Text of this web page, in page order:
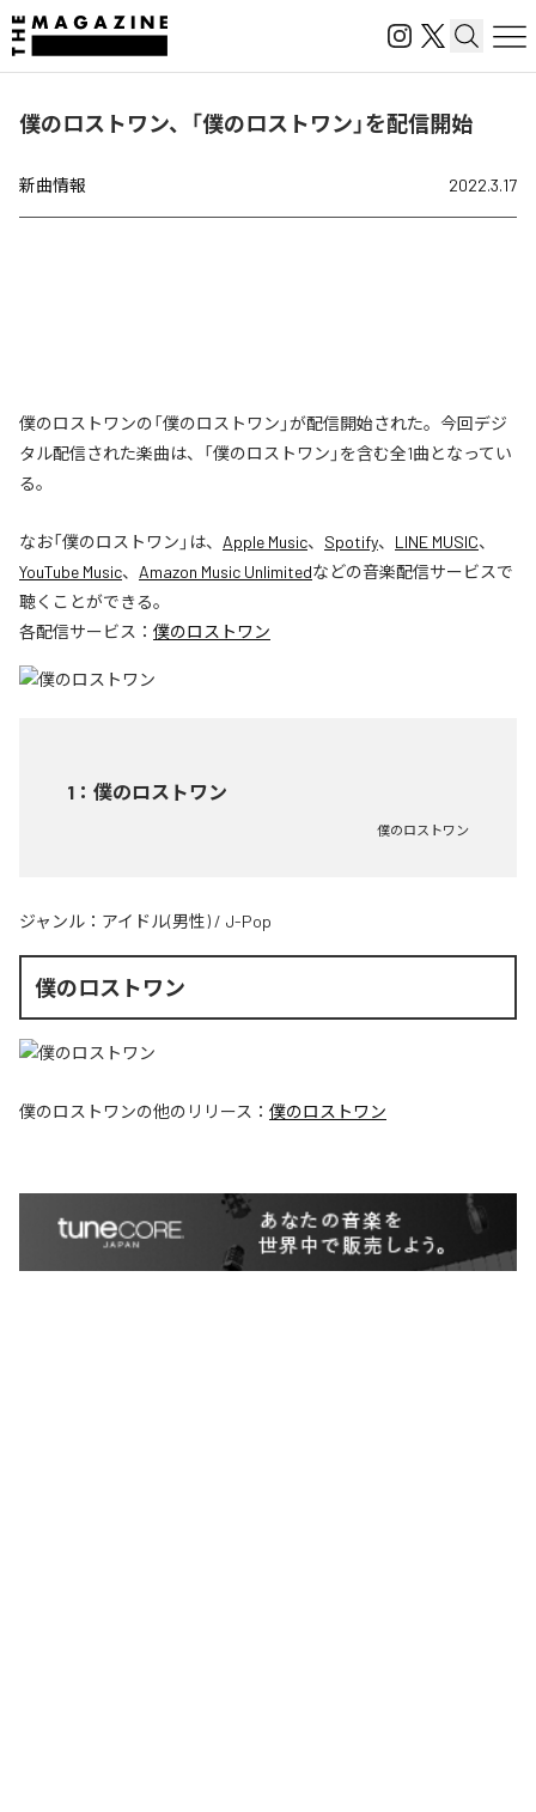
僕のロストワン、「僕のロストワン」を配信開始
新曲情報 2022.3.17
僕のロストワンの「僕のロストワン」が配信開始された。今回デジ
タル配信された楽曲は、「僕のロストワン」を含む全1曲となってい
る。
なお「僕のロストワン 」は、 Apple Music、 Spotify、 LINE MUSIC、
YouTube Music、 Amazon Music Unlimitedなどの音楽配信サービスで
聴くことができる。
各配信サービス： 僕のロストワン
1 ： 僕のロストワン
僕のロストワン
ジャンル： アイドル(男性) / J-Pop
僕のロストワン
僕のロストワンの他のリリース： 僕のロストワン